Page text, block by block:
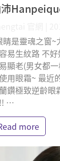
睛是靈魂之窗
易生紋路 不
顯老(男女都
用眼霜~ 最近
鑽極致逆齡眼
⋯
more